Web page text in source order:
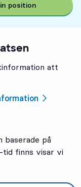
position
att
baserade på
tid finns visar vi